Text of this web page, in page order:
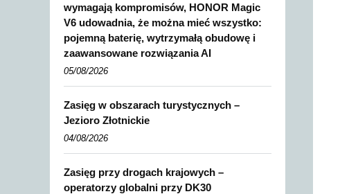
wymagają kompromisów, HONOR Magic
V6 udowadnia, że można mieć wszystko:
pojemną baterię, wytrzymałą obudowę i
zaawansowane rozwiązania AI
05/08/2026
Zasięg w obszarach turystycznych –
Jezioro Złotnickie
04/08/2026
Zasięg przy drogach krajowych –
operatorzy globalni przy DK30